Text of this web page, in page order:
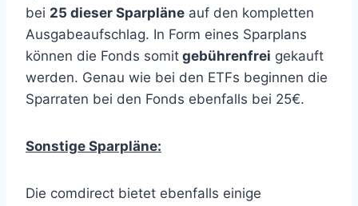
bei 25 dieser Sparpläne auf den kompletten
Ausgabeaufschlag. In Form eines Sparplans
können die Fonds somit gebührenfrei gekauft
werden. Genau wie bei den ETFs beginnen die
Sparraten bei den Fonds ebenfalls bei 25€.
Sonstige Sparpläne:
Die comdirect bietet ebenfalls einige